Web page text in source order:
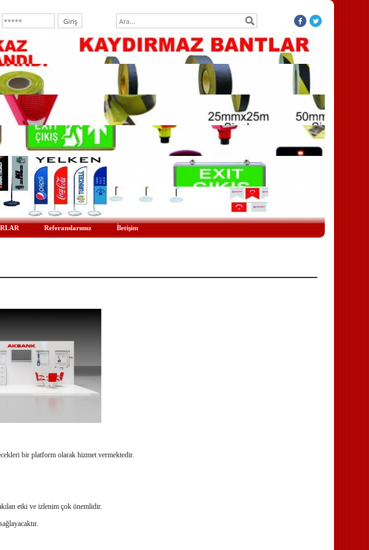
Referanslarımız İletişim
bir platform olarak hizmet vermektedir.
etki ve izlenim çok önemlidir.